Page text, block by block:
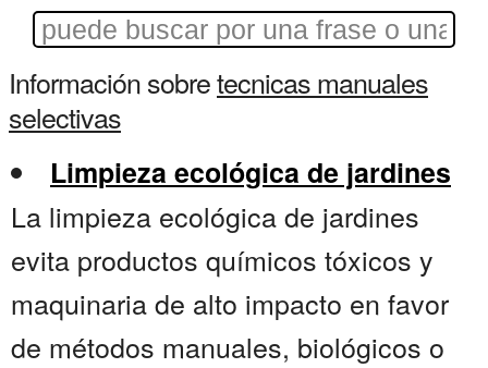
Información sobretecnicas manuales
selectivas
Limpieza ecológica de jardines
La limpieza ecológica de jardines
evita productos químicos tóxicos y
maquinaria de alto impacto en favor
de métodos manuales, biológicos o